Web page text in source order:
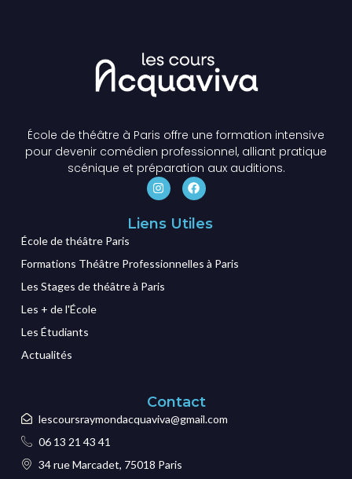
École de théâtre à Paris offre une formation intensive
pour devenir comédien professionnel, alliant pratique
scénique et préparation aux auditions.
Liens Utiles
École de théâtre Paris
Formations Théâtre Professionnelles à Paris
Les Stages de théâtre à Paris
Les + de l'École
Les Étudiants
Actualités
Contact
lescoursraymondacquaviva@gmail.com
06 13 21 43 41
34 rue Marcadet, 75018 Paris